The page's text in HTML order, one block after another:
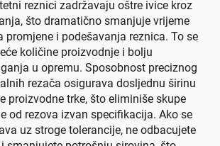
reznici zadržavaju oštre ivice kroz
što dramatično smanjuje vrijeme
promjene i podešavanja reznica. To se
količine proizvodnje i bolju
u opremu. Sposobnost preciznog
rezača osigurava dosljednu širinu
proizvodne trke, što eliminiše skupe
od rezova izvan specifikacija. Ako se
uz stroge tolerancije, ne odbacujete